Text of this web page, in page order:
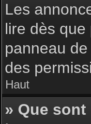
Les
lire dès
panneau
des
Haut
» Que